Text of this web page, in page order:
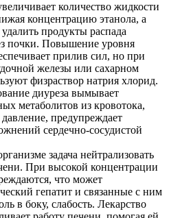
количество жидкости
концентрацию этанола, а
продукты распада
почки. Повышение уровня
прилив сил, но при
железы или сахарном
физраствор натрия хлорид.
диуреза вымывает
метаболитов из кровотока,
предупреждает
сердечно-сосудистой
задача нейтрализовать
При высокой концентрации
что может
гепатит и связанные с ним
в боку, слабость. Лекарство